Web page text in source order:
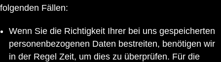
folgenden Fällen:
Wenn Sie die Richtigkeit Ihrer bei uns gespeicherten
personenbezogenen Daten bestreiten, benötigen wir
in der Regel Zeit, um dies zu überprüfen. Für die